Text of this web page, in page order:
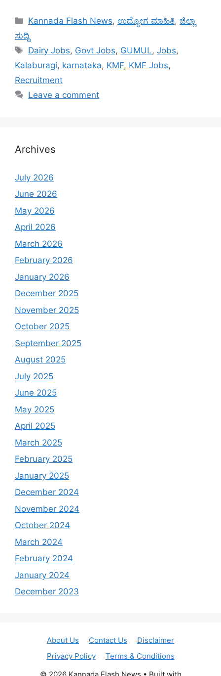
Categories
Kannada Flash News, ಉದ್ಯೋಗ ಮಾಹಿತಿ,ಜಿಲ್ಲಾ
ಸುದ್ದಿ
Tags
Dairy Jobs, Govt Jobs, GUMUL,Jobs,
Kalaburagi, karnataka, KMF, KMF Jobs,
Recruitment
Leave a comment
Archives
July 2026
June 2026
May 2026
April 2026
March 2026
February 2026
January 2026
December 2025
November 2025
October 2025
September 2025
August 2025
July 2025
June 2025
May 2025
April 2025
March 2025
February 2025
January 2025
December 2024
November 2024
October 2024
March 2024
February 2024
January 2024
December 2023
About Us Contact Us
Disclaimer
Privacy Policy
Terms & Conditions